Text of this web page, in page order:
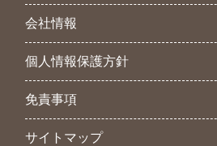
会社情報
個人情報保護方針
免責事項
サイトマップ